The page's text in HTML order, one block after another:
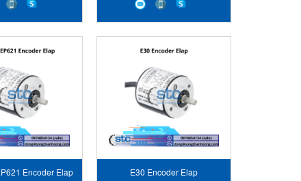
P+F
Electronic
Encoder Elap E30 Encoder Elap